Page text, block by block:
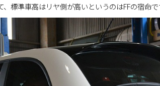
標準車高はリヤ側が高いというのはFFの宿命で